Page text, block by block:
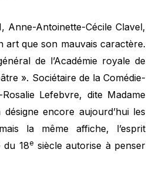
Anne-Antoinette-Cécile Clavel,
art que son mauvais caractère.
de l’Académie royale de
». Sociétaire de la Comédie-
Lefebvre, dite Madame
encore aujourd’hui les
la même affiche, l’esprit
du 18e siècle autorise à penser